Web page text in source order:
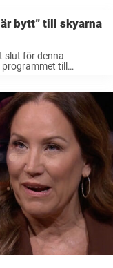
bytt” till skyarna
slut för denna
till
Nyberg i ...